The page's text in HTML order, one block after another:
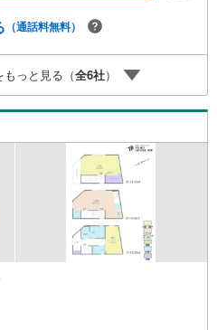
できません。ご案内・詳細な資料
■頭金0円からのご購入可能です■
お問い合わせください。
（通話料無料）
っと見る（全6社）